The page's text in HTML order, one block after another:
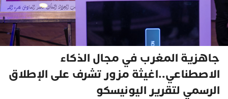
جاهزية المغرب في مجال الذكاء
الاصطناعي..اغيثة مزور تشرف على الإطلاق
الرسمي لتقرير اليونيسكو